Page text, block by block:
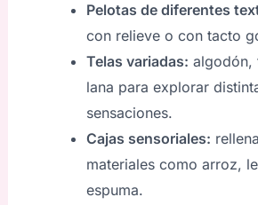
Pelotas de diferentes
con relieve o con tacto
Telas variadas: algodón,
lana para explorar
sensaciones.
Cajas sensoriales:
materiales como arroz,
espuma.